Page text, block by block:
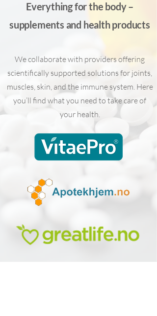
Everything for the body –
supplements and health products
We collaborate with providers offering
scientifically supported solutions for joints,
muscles, skin, and the immune system. Here
you’ll find what you need to take care of
your health.